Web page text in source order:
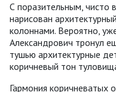
С поразительным, чисто
нарисован
колоннами. Вероятно,
Александрович тронул
тушью архитектурные
коричневый тон
Гармония коричневатых